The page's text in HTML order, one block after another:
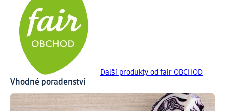
Další produkty od fair OBCHOD
Vhodné poradenství